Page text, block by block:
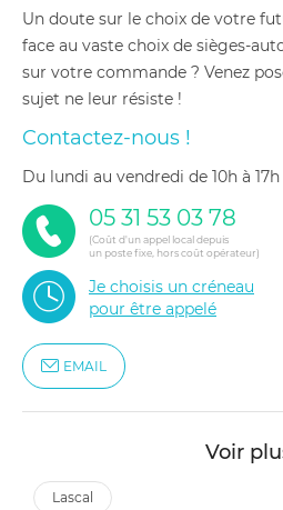
Un doute sur le choix de votre
face au vaste choix de sièges-
sur votre commande ? Venez
sujet ne leur résiste !
Contactez-nous !
du lundi au vendredi de 10h à 17h
05 31 53 03 78
(Coût d'un appel local depuis
un poste fixe, hors coût opérateur)
Je choisis un créneau
pour être appelé
EMAIL
Voir
lascal